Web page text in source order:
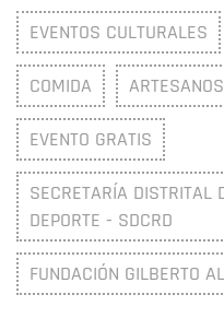
EVENTOS CULTURALES
COMIDA
EVENTO GRATIS
SECRETARÍA DISTRITAL
DEPORTE - SDCRD
FUNDACIÓN GILBERTO